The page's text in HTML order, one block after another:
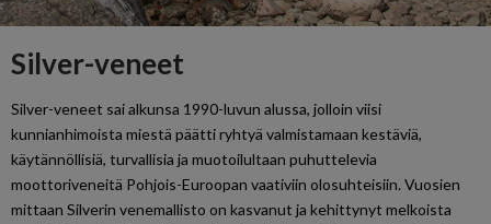
Silver-veneet
Silver-veneet sai alkunsa 1990-luvun alussa, jolloin viisi
kunnianhimoista miestä päätti ryhtyä valmistamaan kestäviä,
käytännöllisiä, turvallisia ja muotoilultaan puhuttelevia
moottoriveneitä Pohjois-Euroopan vaativiin olosuhteisiin. Vuosien
mittaan Silverin venemallisto on kasvanut ja kehittynyt melkoista